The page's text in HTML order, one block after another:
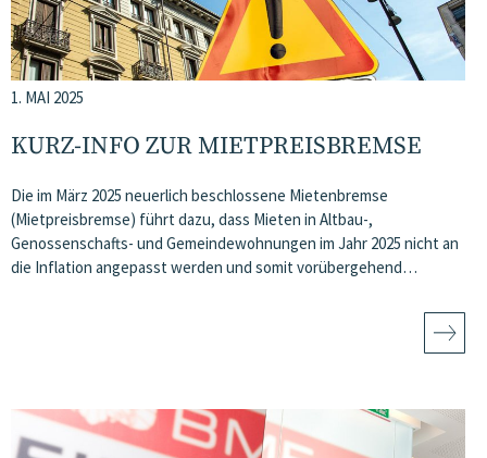
1. MAI 2025
KURZ-INFO ZUR MIETPREISBREMSE
Die im März 2025 neuerlich beschlossene Mietenbremse
(Mietpreisbremse) führt dazu, dass Mieten in Altbau-,
Genossenschafts- und Gemeindewohnungen im Jahr 2025 nicht an
die Inflation angepasst werden und somit vorübergehend…